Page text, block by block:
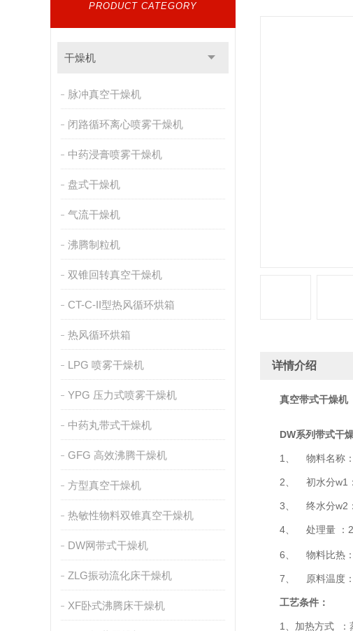
PRODUCT CATEGORY
干燥机
脉冲真空干燥机
闭路循环离心喷雾干燥机
中药浸膏喷雾干燥机
盘式干燥机
气流干燥机
沸腾制粒机
双锥回转真空干燥机
CT-C-II型热风循环烘箱
热风循环烘箱
LPG 喷雾干燥机
YPG 压力式喷雾干燥机
中药丸带式干燥机
GFG 高效沸腾干燥机
方型真空干燥机
热敏性物料双锥真空干燥机
DW网带式干燥机
ZLG振动流化床干燥机
XF卧式沸腾床干燥机
详情介绍
真空带式干燥机
DW系列带式干
1、 物料名称：
2、 初水分w1
3、 终水分w2：
4、 处理量 ：
6、 物料比热：
7、 原料温度：
工艺条件：
1、加热方式 ：蒸